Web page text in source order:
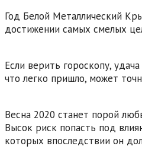
Год Белой Металлический
достижении самых смелых
Если верить гороскопу,
что легко пришло, может
Весна 2020 станет порой
Высок риск попасть под
которых впоследствии он